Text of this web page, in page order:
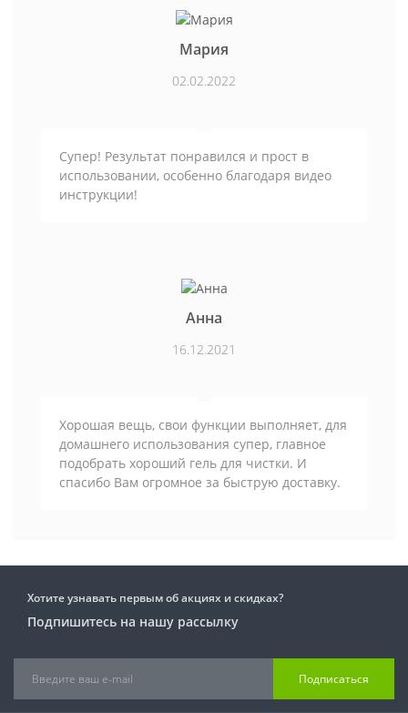
Мария
02.02.2022
Супер! Результат понравился и прост в
использовании, особенно благодаря видео
инструкции!
Анна
16.12.2021
Хорошая вещь, свои функции выполняет, для
домашнего использования супер, главное
подобрать хороший гель для чистки. И
спасибо Вам огромное за быструю доставку.
Хотите узнавать первым об акциях и скидках?
Подпишитесь на нашу рассылку
Подписаться